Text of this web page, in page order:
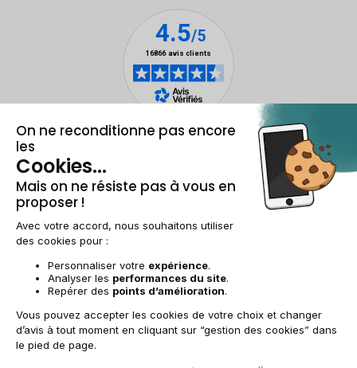
Mentions légales et CGUGestion des cookies
Conditions générales de vente
AccessibilitéPlan du site
FR | €
© 2009-2025 RECOMMERCE - Tous droits réservés.